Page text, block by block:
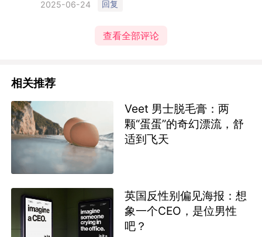
2025-06-24 回复
查看全部评论
相关推荐
Veet 男士脱毛膏：两
颗“蛋蛋”的奇幻漂流，舒
适到飞天
英国反性别偏见海报：想
象一个CEO，是位男性
吧？